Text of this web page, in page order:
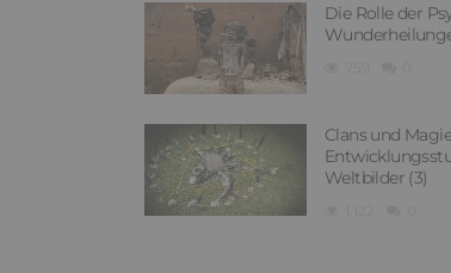
Die Rolle der
Clans und
Weltbilder (3)